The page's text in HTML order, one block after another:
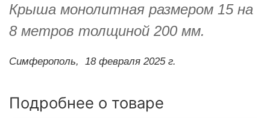
Крыша монолитная размером 15 на
8 метров толщиной 200 мм.
Симферополь, 18 февраля 2025 г.
Подробнее о товаре